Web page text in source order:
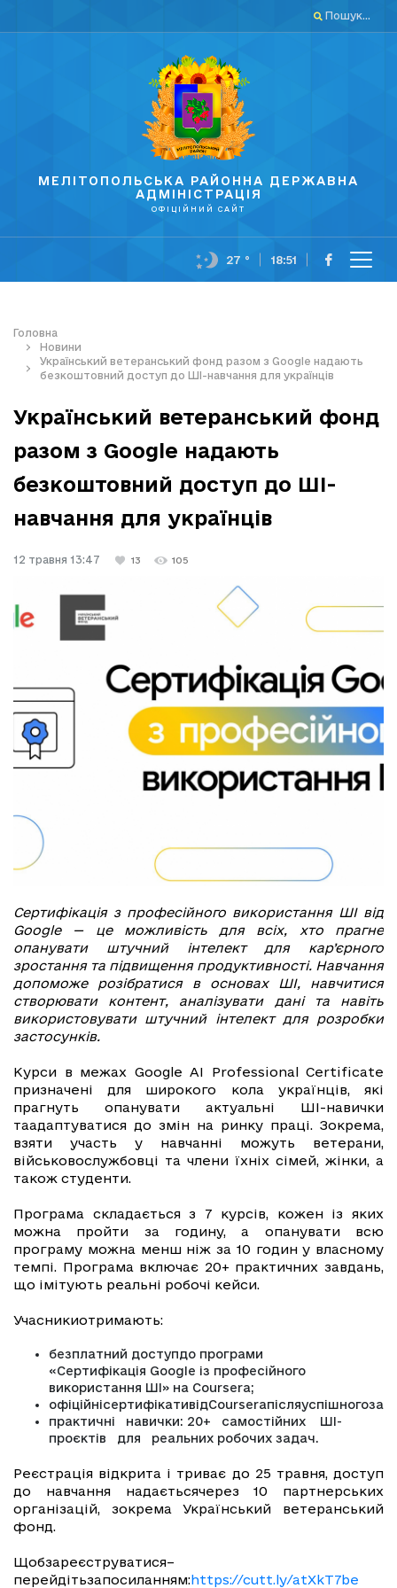
Пошук...
МЕЛІТОПОЛЬСЬКА РАЙОННА ДЕРЖАВНА
АДМІНІСТРАЦІЯ
ОФІЦІЙНИЙ САЙТ
27 ° 18:51
Головна
Новини
Український ветеранський фонд разом з Google надають
безкоштовний доступ до ШІ-навчання для українців
Український ветеранський фонд
разом з Google надають
безкоштовний доступ до ШІ-
навчання для українців
12 травня 13:47 13 105
Сертифікація з професійного використання ШІ від
Google — це можливість для всіх, хто прагне
опанувати штучний інтелект для кар’єрного
зростання та підвищення продуктивності. Навчання
допоможе розібратися в основах ШІ, навчитися
створювати контент, аналізувати дані та навіть
використовувати штучний інтелект для розробки
застосунків.
Курси в межах Google AI Professional Certificate
призначені для широкого кола українців, які
прагнуть опанувати актуальні ШІ-навички
таадаптуватися до змін на ринку праці. Зокрема,
взяти участь у навчанні можуть ветерани,
військовослужбовці та члени їхніх сімей, жінки, а
також студенти.
Програма складається з 7 курсів, кожен із яких
можна пройти за годину, а опанувати всю
програму можна менш ніж за 10 годин у власному
темпі. Програма включає 20+ практичних завдань,
що імітують реальні робочі кейси.
Учасникиотримають:
безплатний доступдо програми
«Сертифікація Google із професійного
використання ШІ» на Coursera;
практичні навички: 20+ самостійних ШІ-
проєктів для реальних робочих задач.
Реєстрація відкрита і триває до 25 травня, доступ
до навчання надаєтьсячерез 10 партнерських
організацій, зокрема Український ветеранський
фонд.
Щобзареєструватися–
перейдітьзапосиланням:https://cutt.ly/atXkT7be